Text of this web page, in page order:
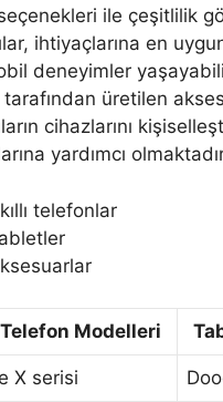
ile çeşitlilik
ihtiyaçlarına en
deneyimler
tarafından üretilen
cihazlarını
yardımcı
telefonlar
Telefon Modelleri
X serisi